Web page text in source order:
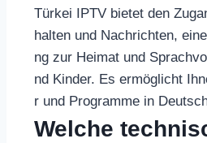
Türkei IPTV bietet den
halten und Nachrichten,
ng zur Heimat und
nd Kinder. Es ermöglicht
r und Programme in
Welche